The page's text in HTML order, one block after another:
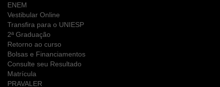
ENEM
Vestibular Online
Transfira para o UNIESP
2ª Graduação
Retorno ao curso
Bolsas e Financiamentos
Consulte seu Resultado
Matrícula
PRAVALER